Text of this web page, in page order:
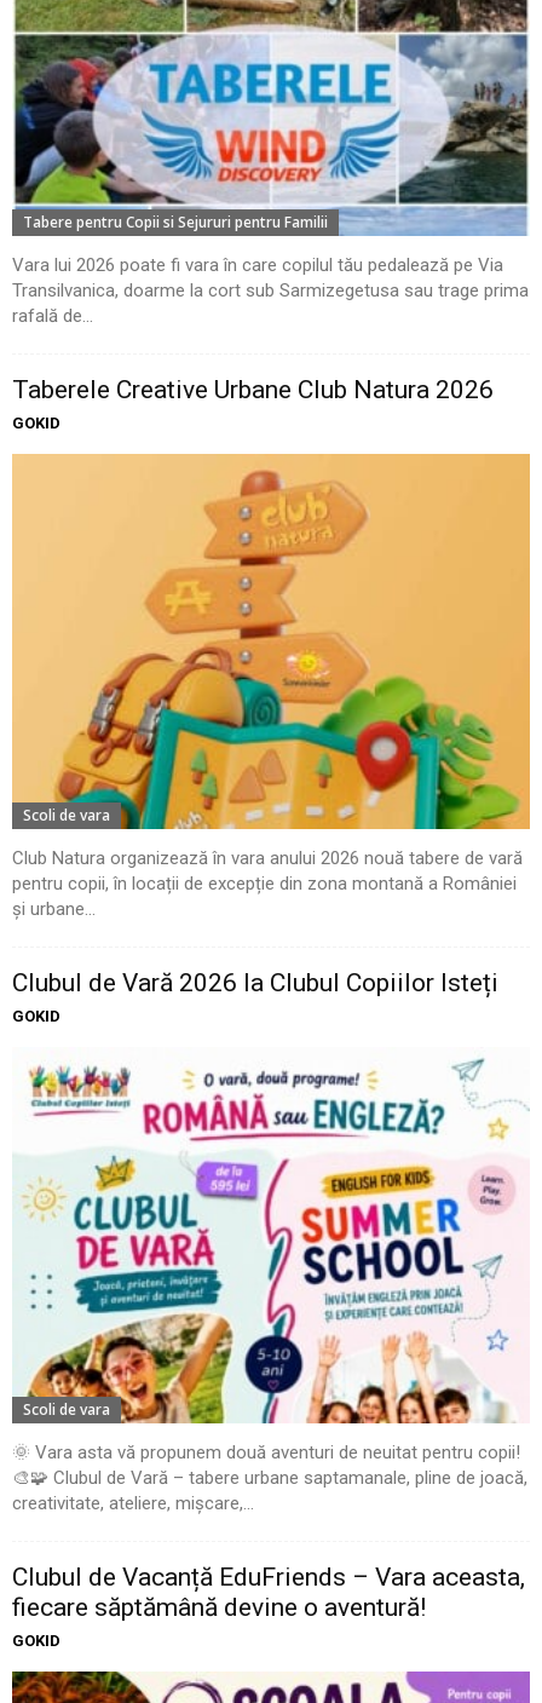
Tabere pentru Copii si Sejururi pentru Familii
Vara lui 2026 poate fi vara în care copilul tău pedalează pe Via
Transilvanica, doarme la cort sub Sarmizegetusa sau trage prima
rafală de...
Taberele Creative Urbane Club Natura 2026
GOKID
Scoli de vara
Club Natura organizează în vara anului 2026 nouă tabere de vară
pentru copii, în locații de excepție din zona montană a României
și urbane...
Clubul de Vară 2026 la Clubul Copiilor Isteți
GOKID
Scoli de vara
🌞 Vara asta vă propunem două aventuri de neuitat pentru copii!
🎨🧩 Clubul de Vară – tabere urbane saptamanale, pline de joacă,
creativitate, ateliere, mișcare,...
Clubul de Vacanță EduFriends – Vara aceasta,
fiecare săptămână devine o aventură!
GOKID